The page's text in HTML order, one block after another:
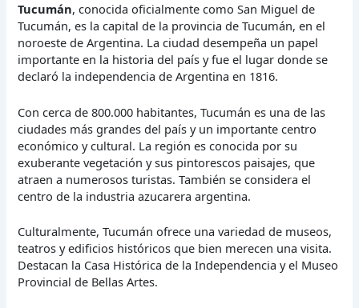
Tucumán, conocida oficialmente como San Miguel de
Tucumán, es la capital de la provincia de Tucumán, en el
noroeste de Argentina. La ciudad desempeña un papel
importante en la historia del país y fue el lugar donde se
declaró la independencia de Argentina en 1816.
Con cerca de 800.000 habitantes, Tucumán es una de las
ciudades más grandes del país y un importante centro
económico y cultural. La región es conocida por su
exuberante vegetación y sus pintorescos paisajes, que
atraen a numerosos turistas. También se considera el
centro de la industria azucarera argentina.
Culturalmente, Tucumán ofrece una variedad de museos,
teatros y edificios históricos que bien merecen una visita.
Destacan la Casa Histórica de la Independencia y el Museo
Provincial de Bellas Artes.